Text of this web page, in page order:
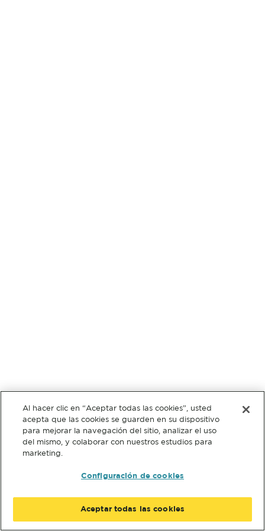
Al hacer clic en “Aceptar todas las cookies”, usted
acepta que las cookies se guarden en su dispositivo
para mejorar la navegación del sitio, analizar el uso
del mismo, y colaborar con nuestros estudios para
marketing.
Configuración de cookies
Aceptar todas las cookies